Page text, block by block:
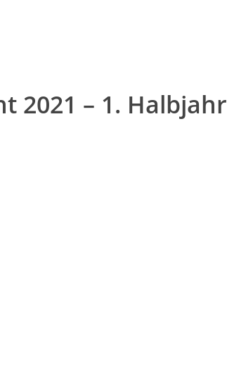
2021 – 1. Halbjahr